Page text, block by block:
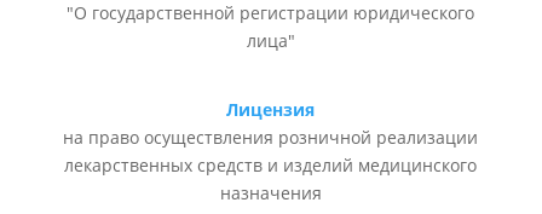
"О государственной регистрации юридического
лица"
Лицензия
на право осуществления розничной реализации
лекарственных средств и изделий медицинского
назначения